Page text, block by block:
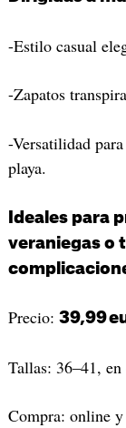
-Estilo casual
-Zapatos
-Versatilidad
playa.
Ideales para
veraniegas o
Precio: 39,99
Tallas: 36–41,
Compra: online